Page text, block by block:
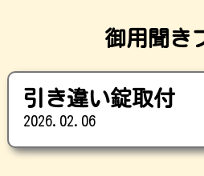
御用聞き
引き違い錠取付
2026.02.06